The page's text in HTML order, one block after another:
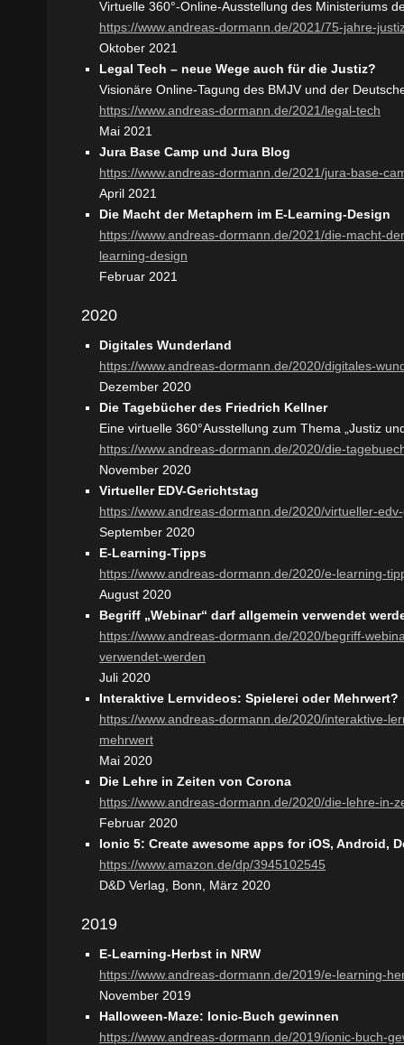
Virtuelle 360°-Online-Ausstellung des Ministeriums
https://www.andreas-dormann.de/2021/75-jahre-
Oktober 2021
Legal Tech – neue Wege auch für die Justiz?
Visionäre Online-Tagung des BMJV und der
https://www.andreas-dormann.de/2021/legal-tech
Mai 2021
Jura Base Camp und Jura Blog
https://www.andreas-dormann.de/2021/jura-base-
April 2021
Die Macht der Metaphern im E-Learning-Design
https://www.andreas-dormann.de/2021/die-macht-
learning-design
Februar 2021
2020
Digitales Wunderland
https://www.andreas-dormann.de/2020/digitales-
Dezember 2020
Die Tagebücher des Friedrich Kellner
Eine virtuelle 360°Ausstellung zum Thema „Justiz
https://www.andreas-dormann.de/2020/die-
November 2020
Virtueller EDV-Gerichtstag
https://www.andreas-dormann.de/2020/virtueller-
September 2020
E-Learning-Tipps
https://www.andreas-dormann.de/2020/e-learning-
August 2020
Begriff „Webinar“ darf allgemein verwendet
https://www.andreas-dormann.de/2020/begriff-
verwendet-werden
Juli 2020
Interaktive Lernvideos: Spielerei oder Mehrwert?
https://www.andreas-dormann.de/2020/interaktive-
mehrwert
Mai 2020
Die Lehre in Zeiten von Corona
https://www.andreas-dormann.de/2020/die-lehre-in-
Februar 2020
Ionic 5: Create awesome apps for iOS, Android,
https://www.amazon.de/dp/3945102545
D&D Verlag, Bonn, März 2020
2019
E-Learning-Herbst in NRW
https://www.andreas-dormann.de/2019/e-learning-
November 2019
Halloween-Maze: Ionic-Buch gewinnen
https://www.andreas-dormann.de/2019/ionic-buch-